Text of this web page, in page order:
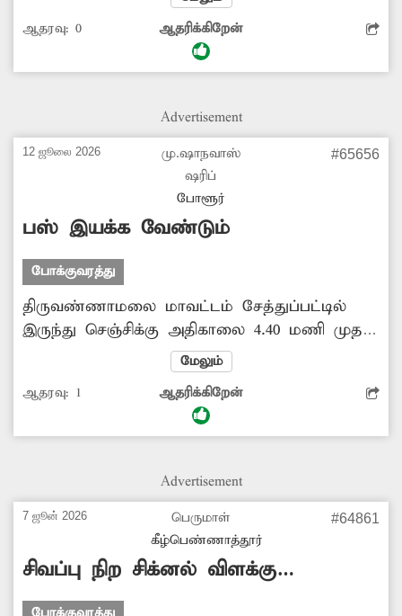
அனைத்து பஸ்களும் தற்போது அரசு
போக்குவரத்துக்கழக பணிமனையில் இருந்து
புதிய ஆற்றுப் பாலம் வழியாக நகருக்கு வந்து
இறங்கக்கூடிய சேவூர், ராட்டினமங்கலம்
ஆகவே போக்குவரத்துத் துறையினர் உரிய
நடவடிக்கை எடுத்து ஆரணியில் இருந்து
போகும்போது மாங்கா மரம் பஸ் நிறுத்தும்
வழியாக செல்ல வேண்டும், ஆற்காட்டில்
ஆதரவு: 0 ஆதரிக்கிறேன்
Advertisement
12 ஜூலை 2026
மு.ஷாநவாஸ்
ஷரிப்
போளூர்
#65656
பஸ் இயக்க வேண்டும்
போக்குவரத்து
திருவண்ணாமலை மாவட்டம் சேத்துப்பட்டில்
இருந்து செஞ்சிக்கு அதிகாலை 4.40 மணி முதல்
6.10 மணி வரை அரசு, தனியார் பஸ்கள்
இயக்கப்படவில்லை. இந்த இடைவெளியில்
செஞ்சிக்கு பஸ் விட வேண்டும். சேத்துப்பட்டு
பகுதியில் இருந்து புதுச்சேரி ஜிப்மர்
இயக்கப்பட்டால் நோயாளிகள், பயணிகளுக்கு
பணிமனையில் இருந்து வேலூர், ஆரணி,
வந்தவாசி, திண்டிவனம், புதுச்சேரிக்கு பஸ்
இயக்கப்பட வேண்டும். -மு.ஷாநவாஸ் ஷரிப்,
சேத்துப்பட்டு.
மேலும்
ஆதரவு: 1 ஆதரிக்கிறேன்
Advertisement
7 ஜூன் 2026
பெருமாள்
‎கீழ்பெண்ணாத்தூர்
#64861
சிவப்பு நிற சிக்னல் விளக்கு
ஒளிரவில்லை